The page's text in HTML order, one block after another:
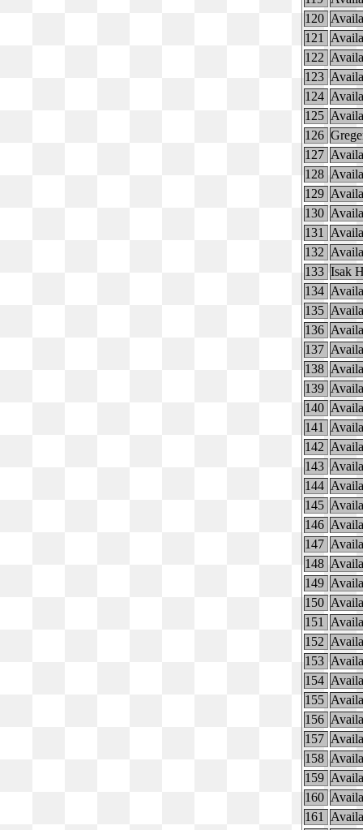
120
121
122
123
124
125
126
127
128
129
130
131
132
133 Isak
134
135
136
137
138
139
140
141
142
143
144
145
146
147
148
149
150
151
152
153
154
155
156
157
158
159
160
161